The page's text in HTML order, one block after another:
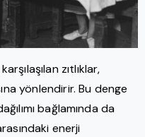
zıtlıklar,
yönlendirir. Bu denge
bağlamında da
enerji